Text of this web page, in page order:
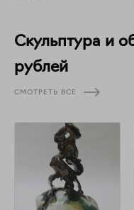
Скульптура и
рублей
СМОТРЕТЬ ВСЕ